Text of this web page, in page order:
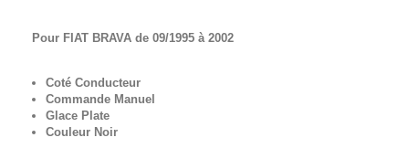
Pour FIAT BRAVA de 09/1995 à 2002
Coté Conducteur
Commande Manuel
Glace Plate
Couleur Noir